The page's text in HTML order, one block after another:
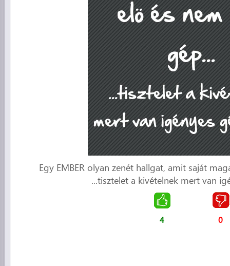
Egy EMBER olyan zenét hallgat, amit saját
...tisztelet a kivételnek mert van
4 0